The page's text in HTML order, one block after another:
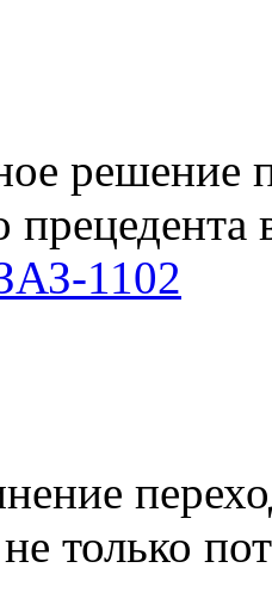
решение
1102
только